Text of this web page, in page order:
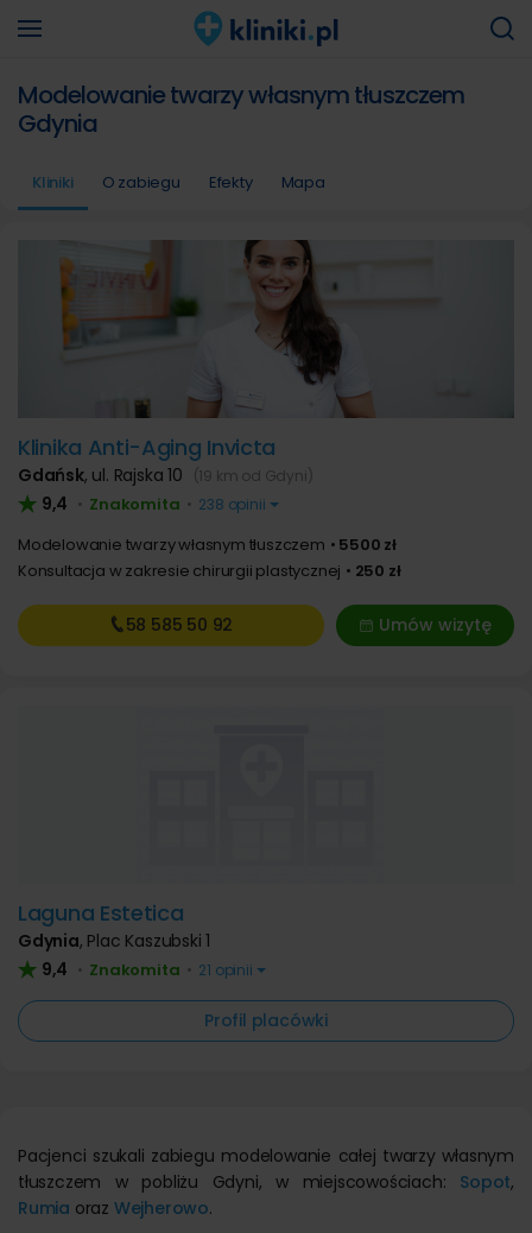
Modelowanie twarzy własnym tłuszczem
Gdynia
Kliniki O zabiegu Efekty Mapa
Klinika Anti-Aging Invicta
Gdańsk, ul. Rajska 10 (19 km od Gdyni)
9,4 • Znakomita • 238 opinii
Modelowanie twarzy własnym tłuszczem
5500 zł
Konsultacja w zakresie chirurgii plastycznej
250 zł
Umów wizytę
58 585 50 92
Laguna Estetica
Gdynia, Plac Kaszubski 1
9,4 • Znakomita • 21 opinii
Profil placówki
Pacjenci szukali zabiegu modelowanie całej twarzy własnym
tłuszczem w pobliżu Gdyni, w miejscowościach: Sopot,
Rumia oraz Wejherowo.